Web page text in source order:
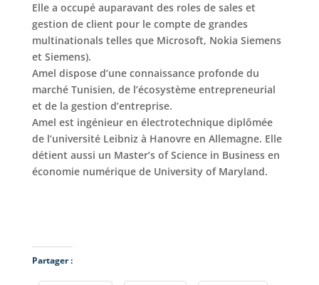
Elle a occupé auparavant des roles de sales et
gestion de client pour le compte de grandes
multinationals telles que Microsoft, Nokia Siemens
et Siemens).
Amel dispose d’une connaissance profonde du
marché Tunisien, de l’écosystème entrepreneurial
et de la gestion d’entreprise.
Amel est ingénieur en électrotechnique diplômée
de l’université Leibniz à Hanovre en Allemagne. Elle
détient aussi un Master’s of Science in Business en
économie numérique de University of Maryland.
Partager :